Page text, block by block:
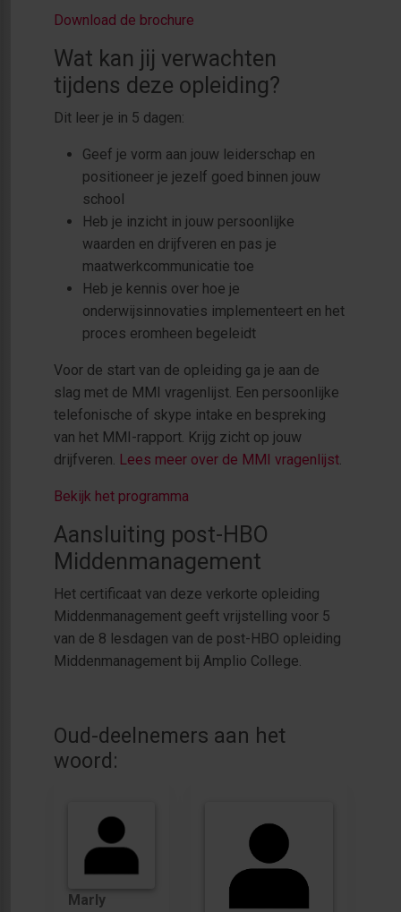
Download de brochure
Wat kan jij verwachten
tijdens deze opleiding?
Dit leer je in 5 dagen:
Geef je vorm aan jouw leiderschap en
positioneer je jezelf goed binnen jouw
school
Heb je inzicht in jouw persoonlijke
waarden en drijfveren en pas je
maatwerkcommunicatie toe
Heb je kennis over hoe je
onderwijsinnovaties implementeert en het
proces eromheen begeleidt
Voor de start van de opleiding ga je aan de
slag met de MMI vragenlijst. Een persoonlijke
telefonische of skype intake en bespreking
van het MMI-rapport. Krijg zicht op jouw
drijfveren. Lees meer over de MMI vragenlijst
Bekijk het programma
Aansluiting post-HBO
Middenmanagement
Het certificaat van deze verkorte opleiding
Middenmanagement geeft vrijstelling voor 5
van de 8 lesdagen van de post-HBO opleiding
Middenmanagement bij Amplio College.
Oud-deelnemers aan het
woord:
Marly